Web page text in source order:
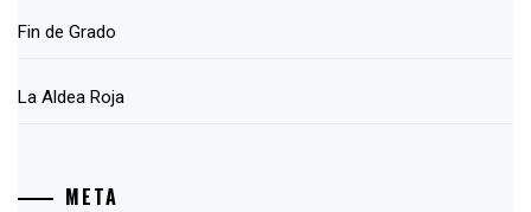
Fin de Grado
La Aldea Roja
META